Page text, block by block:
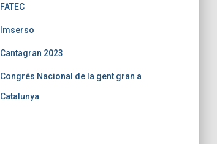
FATEC
Imserso
Cantagran 2023
Congrés Nacional de la gent gran a
Catalunya